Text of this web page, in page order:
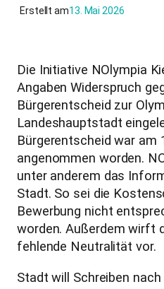
Erstellt am13. Mai 2026
Die Initiative NOlympia
Angaben Widerspruch
Bürgerentscheid zur
Landeshauptstadt
Bürgerentscheid war am
angenommen worden.
unter anderem das
Stadt. So sei die
Bewerbung nicht
worden. Außerdem wirft
fehlende Neutralität vor.
Stadt will Schreiben